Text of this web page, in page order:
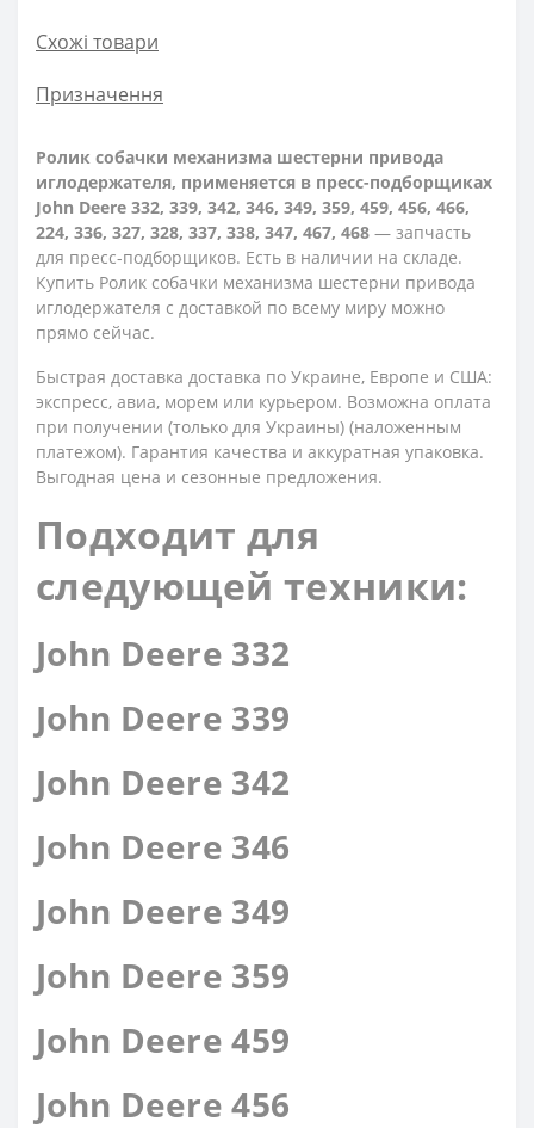
Схожі товари
Призначення
Ролик собачки механизма шестерни привода
иглодержателя, применяется в пресс-подборщиках
John Deere 332, 339, 342, 346, 349, 359, 459, 456, 466,
224, 336, 327, 328, 337, 338, 347, 467, 468 — запчасть
для пресс-подборщиков. Есть в наличии на складе.
Купить Ролик собачки механизма шестерни привода
иглодержателя с доставкой по всему миру можно
прямо сейчас.
Быстрая доставка доставка по Украине, Европе и США:
экспресс, авиа, морем или курьером. Возможна оплата
при получении (только для Украины) (наложенным
платежом). Гарантия качества и аккуратная упаковка.
Выгодная цена и сезонные предложения.
Подходит для
следующей техники:
John Deere 332
John Deere 339
John Deere 342
John Deere 346
John Deere 349
John Deere 359
John Deere 459
John Deere 456